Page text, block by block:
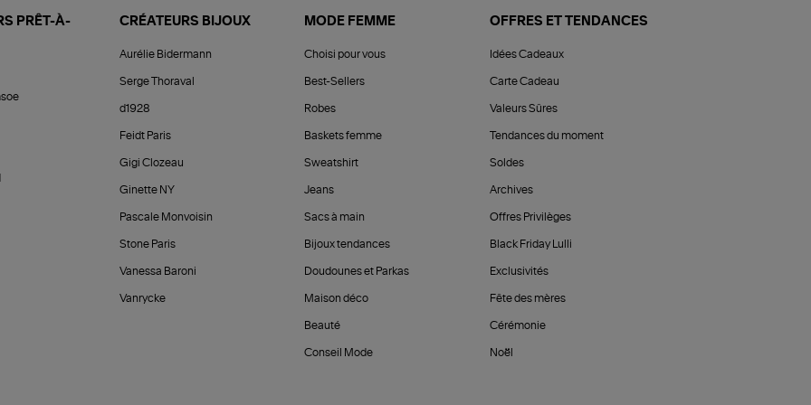
PRÊT-À- CRÉATEURS BIJOUX
Aurélie Bidermann
Serge Thoraval
d1928
Feidt Paris
Gigi Clozeau
Ginette NY
Pascale Monvoisin
Stone Paris
Vanessa Baroni
Vanrycke
MODE FEMME
Choisi pour vous
Best-Sellers
Robes
Baskets femme
Sweatshirt
Jeans
Sacs à main
Bijoux tendances
Doudounes et Parkas
Maison déco
Beauté
Conseil Mode
OFFRES ET TENDANCES
Idées Cadeaux
Carte Cadeau
Valeurs Sûres
Tendances du moment
Soldes
Archives
Offres Privilèges
Black Friday Lulli
Exclusivités
Fête des mères
Cérémonie
Noël